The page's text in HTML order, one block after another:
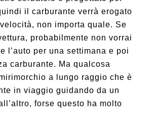
il carburante verrà erogato
non importa quale. Se
probabilmente non vorrai
l’auto per una settimana e poi
carburante. Ma qualcosa
a lungo raggio che è
in viaggio guidando da un
forse questo ha molto